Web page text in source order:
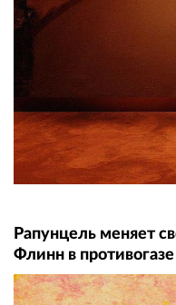
Рапунцель меняет
Флинн в